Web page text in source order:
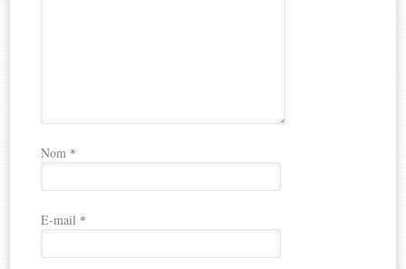
Nom *
E-mail *